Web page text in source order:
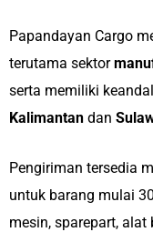
Papandayan Cargo
terutama sektor
serta memiliki
Kalimantan dan
Pengiriman tersedia
untuk barang mulai
mesin, sparepart, alat